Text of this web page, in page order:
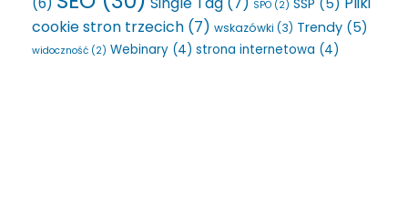
SPO (2) SSP (5)
cookie stron trzecich (7) wskazówki (3) Trendy (5)
widoczność (2) Webinary (4) strona internetowa (4)